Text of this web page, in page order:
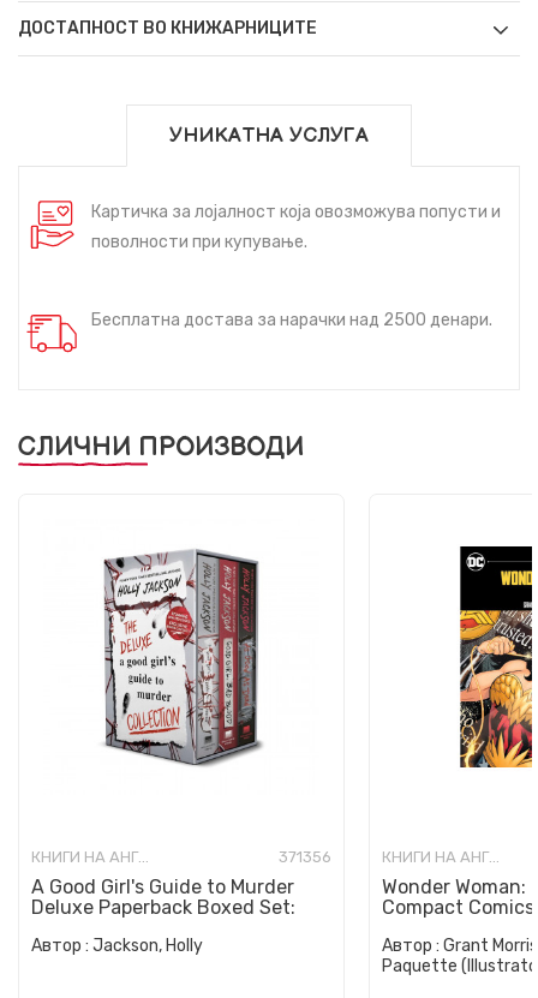
ДОСТАПНОСТ ВО КНИЖАРНИЦИТЕ
УНИКАТНА УСЛУГА
Картичка за лојалност која овозможува попусти и
поволности при купување.
Бесплатна достава за нарачки над 2500 денари.
СЛИЧНИ ПРОИЗВОДИ
КНИГИ НА АНГЛИСКИ ЈАЗИК 371356
A Good Girl's Guide to Murder
Deluxe Paperback Boxed Set:
Автор : Jackson, Holly
КНИГИ НА АНГЛИСКИ ЈАЗИК
Wonder Woman:
Compact
Автор : Grant
Paquette